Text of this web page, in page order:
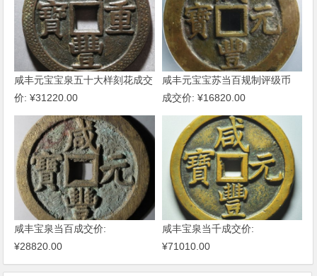
咸丰元宝宝泉五十大样刻花成交
价: ¥31220.00
咸丰元宝宝苏当百规制评级币
成交价: ¥16820.00
咸丰宝泉当百成交价:
¥28820.00
咸丰宝泉当千成交价:
¥71010.00